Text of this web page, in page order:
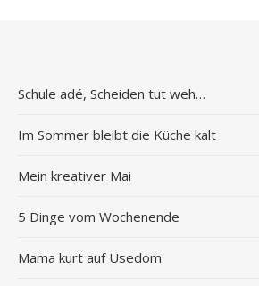
Schule adé, Scheiden tut weh…
Im Sommer bleibt die Küche kalt
Mein kreativer Mai
5 Dinge vom Wochenende
Mama kurt auf Usedom